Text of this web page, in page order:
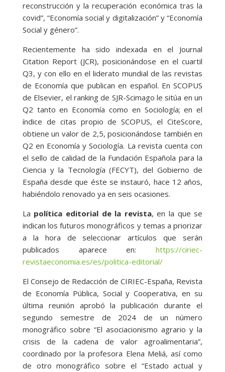
reconstrucción y la recuperación económica tras la
covid”, “Economía social y digitalización” y “Economía
Social y género”.
Recientemente ha sido indexada en el Journal
Citation Report (JCR), posicionándose en el cuartil
Q3, y con ello en el liderato mundial de las revistas
de Economía que publican en español. En SCOPUS
de Elsevier, el ranking de SJR-Scimago le sitúa en un
Q2 tanto en Economía como en Sociología; en el
índice de citas propio de SCOPUS, el CiteScore,
obtiene un valor de 2,5, posicionándose también en
Q2 en Economía y Sociología. La revista cuenta con
el sello de calidad de la Fundación Española para la
Ciencia y la Tecnología (FECYT), del Gobierno de
España desde que éste se instauró, hace 12 años,
habiéndolo renovado ya en seis ocasiones.
La política editorial de la revista, en la que se
indican los futuros monográficos y temas a priorizar
a la hora de seleccionar artículos que serán
publicados aparece en:https://ciriec-
revistaeconomia.es/es/politica-editorial/
El Consejo de Redacción de CIRIEC-España, Revista
de Economía Pública, Social y Cooperativa, en su
última reunión aprobó la publicación durante el
segundo semestre de 2024 de un número
monográfico sobre “El asociacionismo agrario y la
crisis de la cadena de valor agroalimentaria”,
coordinado por la profesora Elena Meliá, así como
de otro monográfico sobre el “Estado actual y